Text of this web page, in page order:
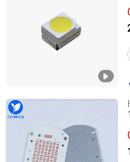
Guangdong, China
Shenzhen
Guangdong, China